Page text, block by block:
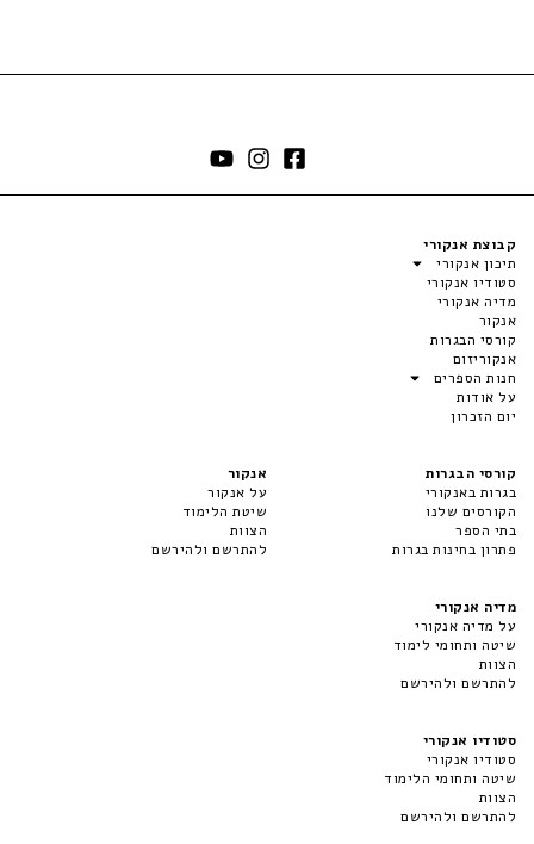
קבוצת אנקורי
תיכון אנקורי
סטודיו אנקורי
מדיה אנקורי
אנקור
קורסי הבגרות
אנקוריזום
חנות הספרים
על אודות
יום הזכרון
קורסי הבגרות
בגרות באנקורי
הקורסים שלנו
בתי הספר
פתרון בחינות בגרות
אנקור
על אנקור
שיטת הלימוד
הצוות
להתרשם ולהירשם
מדיה אנקורי
על מדיה אנקורי
שיטה ותחומי לימוד
הצוות
להתרשם ולהירשם
סטודיו אנקורי
סטודיו אנקורי
שיטה ותחומי הלימוד
הצוות
להתרשם ולהירשם